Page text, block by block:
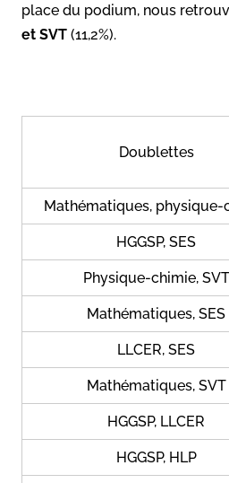
place du podium, nous
et SVT (11,2%).
Doublettes
Mathématiques, physique-
HGGSP, SES
Physique-chimie, SVT
Mathématiques, SES
LLCER, SES
Mathématiques, SVT
HGGSP, LLCER
HGGSP, HLP